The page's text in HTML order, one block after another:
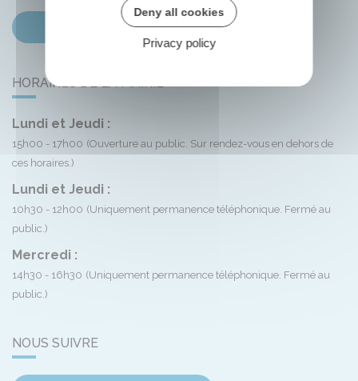
Contactez-nous
HORAIRES DE LA MAIRIE
Lundi et Jeudi :
15h00 - 17h00 (Ouverture au public. Sur rendez-vous en dehors de
ces horaires.)
Lundi et Jeudi :
10h30 - 12h00 (Uniquement permanence téléphonique. Fermé au
public.)
Mercredi :
14h30 - 16h30 (Uniquement permanence téléphonique. Fermé au
public.)
NOUS SUIVRE
Deny all cookies
Privacy policy